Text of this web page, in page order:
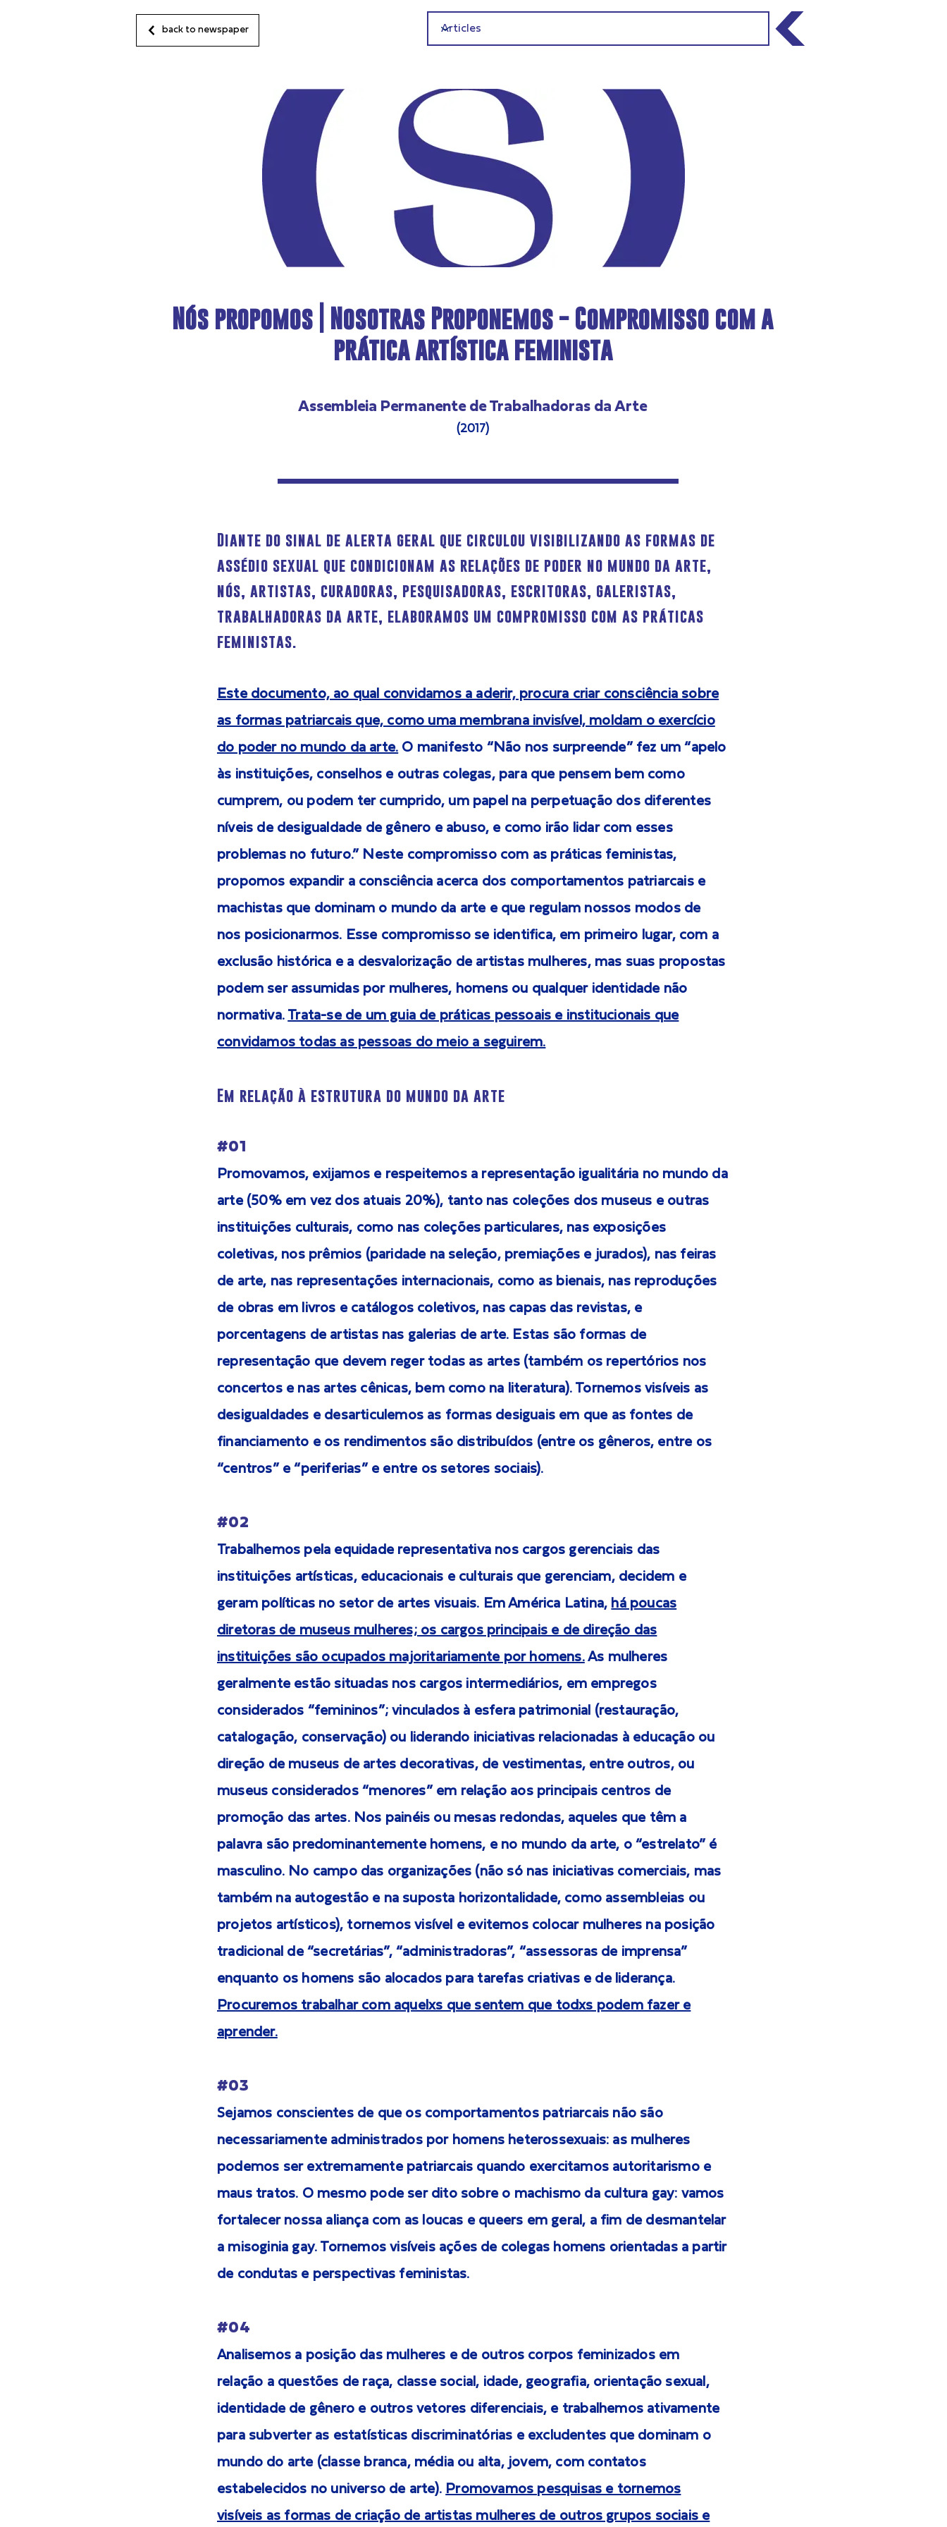
back to newspaper
Nós propomos | Nosotras Proponemos - Compromisso com a
prática artística feminista
Assembleia Permanente de Trabalhadoras da Arte
(2017)
Diante do sinal de alerta geral que circulou visibilizando as formas de
assédio sexual que condicionam as relações de poder no mundo da arte,
nós, artistas, curadoras, pesquisadoras, escritoras, galeristas,
trabalhadoras da arte, elaboramos um compromisso com as práticas
feministas.
Este documento, ao qual convidamos a aderir, procura criar consciência sobre
as formas patriarcais que, como uma membrana invisível, moldam o exercício
do poder no mundo da arte. O manifesto “Não nos surpreende” fez um “apelo
às instituições, conselhos e outras colegas, para que pensem bem como
cumprem, ou podem ter cumprido, um papel na perpetuação dos diferentes
níveis de desigualdade de gênero e abuso, e como irão lidar com esses
problemas no futuro.” Neste compromisso com as práticas feministas,
propomos expandir a consciência acerca dos comportamentos patriarcais e
machistas que dominam o mundo da arte e que regulam nossos modos de
nos posicionarmos. Esse compromisso se identifica, em primeiro lugar, com a
exclusão histórica e a desvalorização de artistas mulheres, mas suas propostas
podem ser assumidas por mulheres, homens ou qualquer identidade não
normativa. Trata-se de um guia de práticas pessoais e institucionais que
convidamos todas as pessoas do meio a seguirem.
Em relação à estrutura do mundo da arte
#01
Promovamos, exijamos e respeitemos a representação igualitária no mundo da
arte (50% em vez dos atuais 20%), tanto nas coleções dos museus e outras
instituições culturais, como nas coleções particulares, nas exposições
coletivas, nos prêmios (paridade na seleção, premiações e jurados), nas feiras
de arte, nas representações internacionais, como as bienais, nas reproduções
de obras em livros e catálogos coletivos, nas capas das revistas, e
porcentagens de artistas nas galerias de arte. Estas são formas de
representação que devem reger todas as artes (também os repertórios nos
concertos e nas artes cênicas, bem como na literatura). Tornemos visíveis as
desigualdades e desarticulemos as formas desiguais em que as fontes de
financiamento e os rendimentos são distribuídos (entre os gêneros, entre os
“centros” e “periferias” e entre os setores sociais).
#02
Trabalhemos pela equidade representativa nos cargos gerenciais das
instituições artísticas, educacionais e culturais que gerenciam, decidem e
geram políticas no setor de artes visuais. Em América Latina, há poucas
diretoras de museus mulheres; os cargos principais e de direção das
instituições são ocupados majoritariamente por homens.As mulheres
geralmente estão situadas nos cargos intermediários, em empregos
considerados “femininos”; vinculados à esfera patrimonial (restauração,
catalogação, conservação) ou liderando iniciativas relacionadas à educação ou
direção de museus de artes decorativas, de vestimentas, entre outros, ou
museus considerados “menores” em relação aos principais centros de
promoção das artes. Nos painéis ou mesas redondas, aqueles que têm a
palavra são predominantemente homens, e no mundo da arte, o “estrelato” é
masculino. No campo das organizações (não só nas iniciativas comerciais, mas
também na autogestão e na suposta horizontalidade, como assembleias ou
projetos artísticos), tornemos visível e evitemos colocar mulheres na posição
tradicional de “secretárias”, “administradoras”, “assessoras de imprensa”
enquanto os homens são alocados para tarefas criativas e de liderança.
Procuremos trabalhar com aquelxs que sentem que todxs podem fazer e
aprender.
#03
Sejamos conscientes de que os comportamentos patriarcais não são
necessariamente administrados por homens heterossexuais: as mulheres
podemos ser extremamente patriarcais quando exercitamos autoritarismo e
maus tratos. O mesmo pode ser dito sobre o machismo da cultura gay: vamos
fortalecer nossa aliança com as loucas e queers em geral, a fim de desmantelar
a misoginia gay. Tornemos visíveis ações de colegas homens orientadas a partir
de condutas e perspectivas feministas.
#04
Analisemos a posição das mulheres e de outros corpos feminizados em
relação a questões de raça, classe social, idade, geografia, orientação sexual,
identidade de gênero e outros vetores diferenciais, e trabalhemos ativamente
para subverter as estatísticas discriminatórias e excludentes que dominam o
mundo do arte (classe branca, média ou alta, jovem, com contatos
estabelecidos no universo de arte). Promovamos pesquisas e tornemos
visíveis as formas de criação de artistas mulheres de outros grupos sociais e